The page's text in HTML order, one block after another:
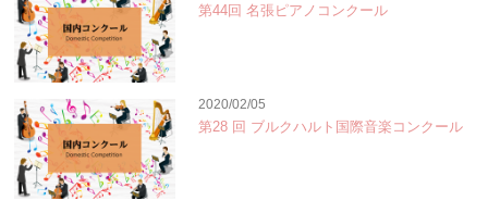
第44回 名張ピアノコンクール
2020/02/05
第28 回 ブルクハルト国際音楽コンクール